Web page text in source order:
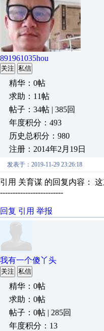
891961035hou
关注 私信
精华：0帖
求助：11帖
帖子：34帖 | 385回
年度积分：493
历史总积分：980
注册：2014年2月19日
发表于：2019-11-29 23:26:18
引用 关育谋 的回复内容：
-------------------------
回复 引用 举报
我有一个傻丫头
关注 私信
精华：0帖
求助：0帖
帖子：0帖 | 285回
年度积分：13